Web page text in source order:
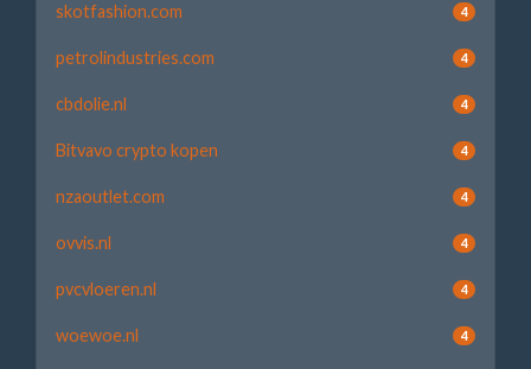
skotfashion.com 4
petrolindustries.com 4
cbdolie.nl 4
Bitvavo crypto kopen 4
nzaoutlet.com 4
ovvis.nl 4
pvcvloeren.nl 4
woewoe.nl 4